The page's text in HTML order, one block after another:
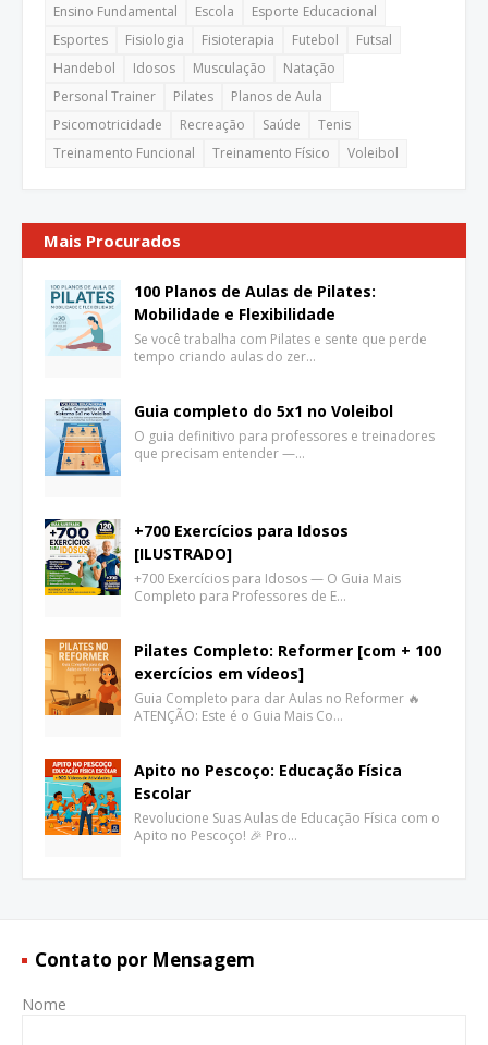
Ensino Fundamental
Escola
Esporte Educacional
Esportes
Fisiologia Fisioterapia Futebol
Futsal
Handebol
Idosos Musculação
Natação
Personal Trainer
Pilates
Planos de Aula
Psicomotricidade
Recreação Saúde
Tenis
Treinamento Funcional
Treinamento Físico Voleibol
Mais Procurados
100 Planos de Aulas de Pilates:
Mobilidade e Flexibilidade
Se você trabalha com Pilates e sente que perde
tempo criando aulas do zer…
Guia completo do 5x1 no Voleibol
O guia definitivo para professores e treinadores
que precisam entender —…
+700 Exercícios para Idosos
[ILUSTRADO]
+700 Exercícios para Idosos — O Guia Mais
Completo para Professores de E…
Pilates Completo: Reformer [com + 100
exercícios em vídeos]
Guia Completo para dar Aulas no Reformer 🔥
ATENÇÃO: Este é o Guia Mais Co…
Apito no Pescoço: Educação Física
Escolar
Revolucione Suas Aulas de Educação Física com o
Apito no Pescoço! 🎉 Pro…
Contato por Mensagem
Nome